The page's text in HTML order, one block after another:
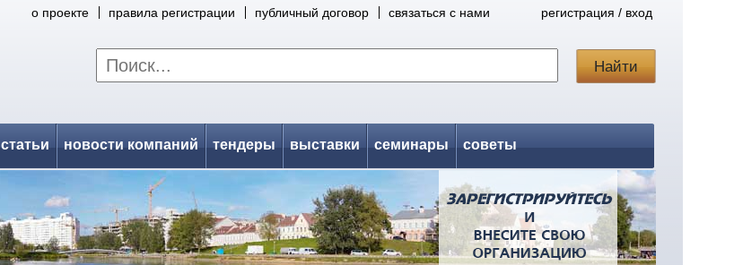
регистрация / вход
о проекте правила регистрации публичный договор связаться с нами
статьи новости компаний тендеры выставки семинары советы